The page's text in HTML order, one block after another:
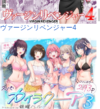
ヴァージンリベンジャー4